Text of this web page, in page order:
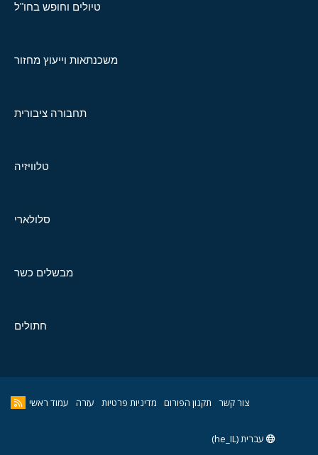
טיולים וחופש בחו"ל
משכנתאות וייעוץ מחזור
תחבורה ציבורית
טלוויזיה
סלולארי
מבשלים כשר
חתולים
צור קשר תקנון הפורום מדיניות פרטיות עזרה עמוד ראשי
עברית (he_IL)